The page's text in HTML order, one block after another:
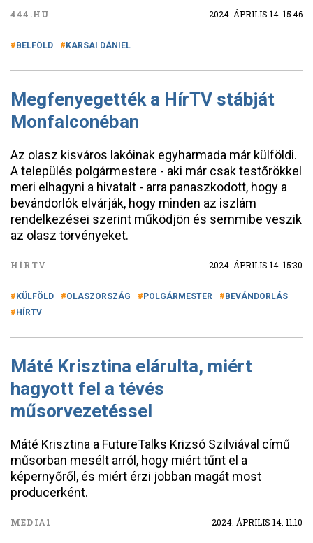
444.HU 2024. ÁPRILIS 14. 15:46
BELFÖLD KARSAI DÁNIEL
Megfenyegették a HírTV stábját
Monfalconéban
Az olasz kisváros lakóinak egyharmada már külföldi.
A település polgármestere - aki már csak testőrökkel
meri elhagyni a hivatalt - arra panaszkodott, hogy a
bevándorlók elvárják, hogy minden az iszlám
rendelkezései szerint működjön és semmibe veszik
az olasz törvényeket.
HÍRTV 2024. ÁPRILIS 14. 15:30
KÜLFÖLD OLASZORSZÁG POLGÁRMESTER
BEVÁNDORLÁS
HÍRTV
Máté Krisztina elárulta, miért
hagyott fel a tévés
műsorvezetéssel
Máté Krisztina a FutureTalks Krizsó Szilviával című
műsorban mesélt arról, hogy miért tűnt el a
képernyőről, és miért érzi jobban magát most
producerként.
MEDIA1 2024. ÁPRILIS 14. 11:10